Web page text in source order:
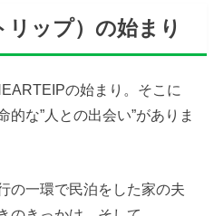
ップ）の始まり
の始まり。そこに
な”人との出会い”がありま
の一環で民泊をした家の夫